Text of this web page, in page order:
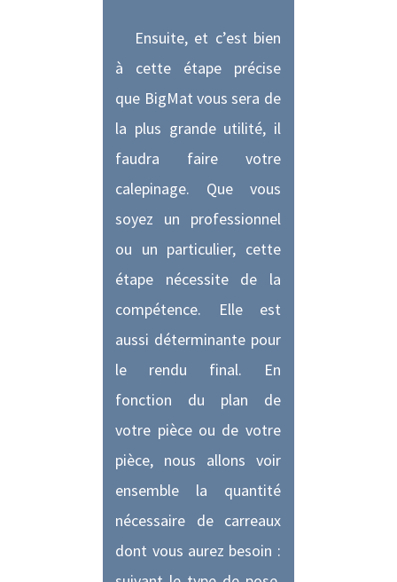
Ensuite, et c’est bien
à cette étape précise
que BigMat vous sera de
la plus grande utilité, il
faudra faire votre
calepinage. Que vous
soyez un professionnel
ou un particulier, cette
étape nécessite de la
compétence. Elle est
aussi déterminante pour
le rendu final. En
fonction du plan de
votre pièce ou de votre
pièce, nous allons voir
ensemble la quantité
nécessaire de carreaux
dont vous aurez besoin :